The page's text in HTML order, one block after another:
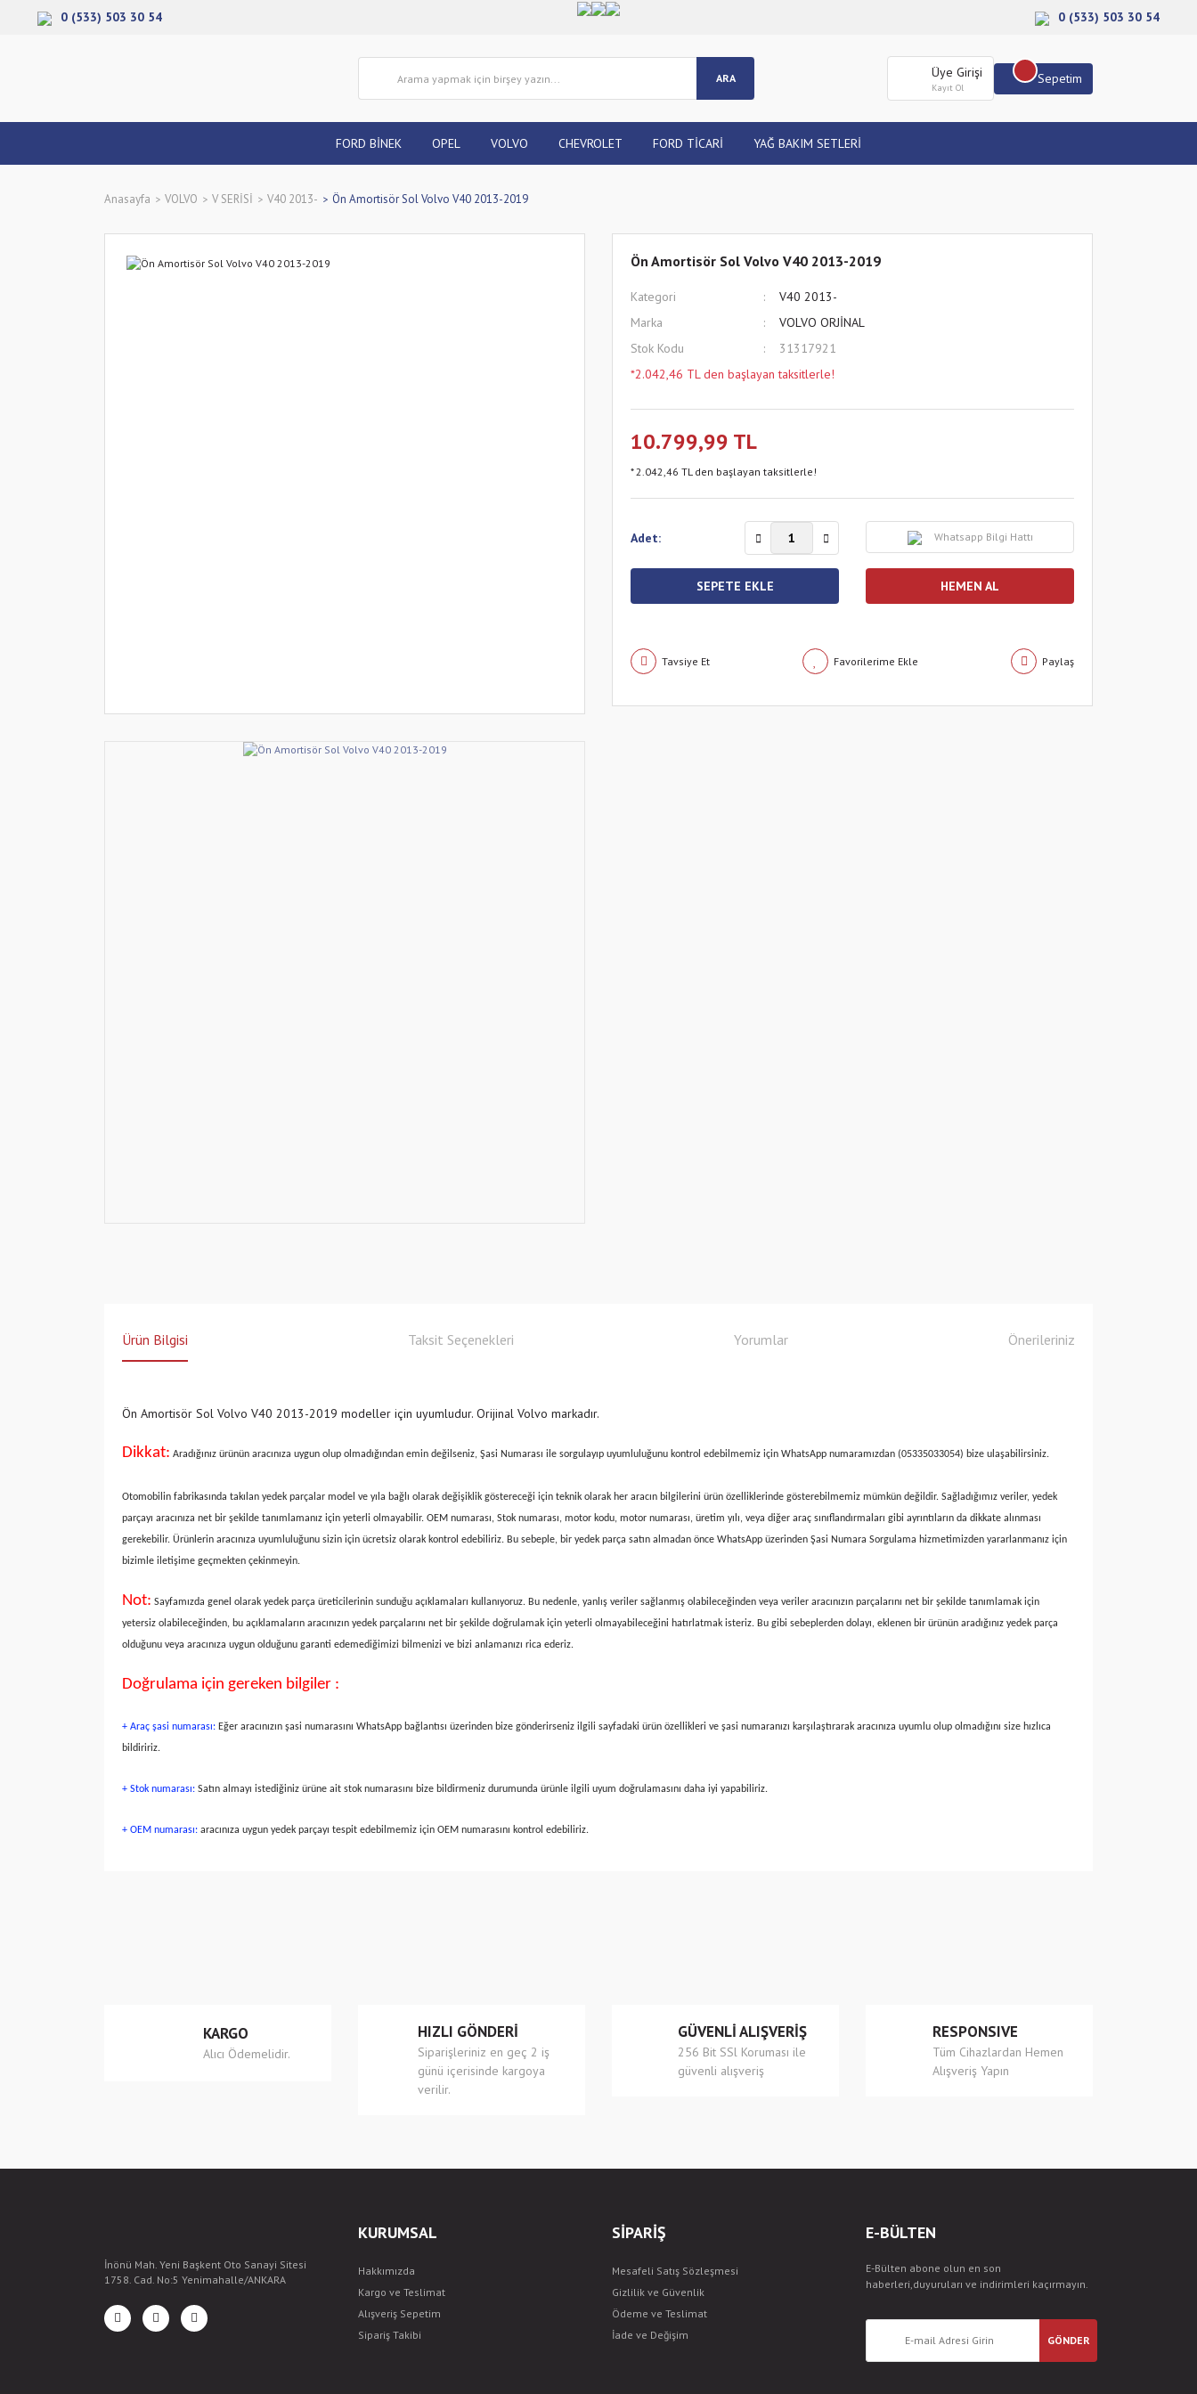
0 (533) 503 30 54 0 (533) 503 30 54
ARA Üye Girişi
Kayıt Ol
Sepetim
FORD BİNEK OPEL VOLVO CHEVROLET FORD TİCARİ YAĞ BAKIM SETLERİ
Anasayfa VOLVO V SERİSİ V40 2013- Ön Amortisör Sol Volvo V40 2013-2019
Ön Amortisör Sol Volvo V40 2013-2019
Kategori
V40 2013-
Marka
VOLVO ORJİNAL
Stok Kodu
31317921
*2.042,46 TL den başlayan taksitlerle!
10.799,99 TL
* 2.042,46 TL den başlayan taksitlerle!
Adet: Whatsapp Bilgi Hattı
SEPETE EKLE HEMEN AL
Tavsiye Et Paylaş
Ürün Bilgisi Taksit Seçenekleri Yorumlar Önerileriniz
Ön Amortisör Sol Volvo V40 2013-2019 modeller için uyumludur. Orijinal Volvo markadır.
Dikkat: Aradığınız ürünün aracınıza uygun olup olmadığından emin değilseniz, Şasi Numarası ile sorgulayıp uyumluluğunu kontrol edebilmemiz için WhatsApp numaramızdan (05335033054) bize ulaşabilirsiniz.
Otomobilin fabrikasında takılan yedek parçalar model ve yıla bağlı olarak değişiklik göstereceği için teknik olarak her aracın bilgilerini ürün özelliklerinde gösterebilmemiz mümkün değildir. Sağladığımız veriler, yedek
parçayı aracınıza net bir şekilde tanımlamanız için yeterli olmayabilir. OEM numarası, Stok numarası, motor kodu, motor numarası, üretim yılı, veya diğer araç sınıflandırmaları gibi ayrıntıların da dikkate alınması
gerekebilir. Ürünlerin aracınıza uyumluluğunu sizin için ücretsiz olarak kontrol edebiliriz. Bu sebeple, bir yedek parça satın almadan önce WhatsApp üzerinden Şasi Numara Sorgulama hizmetimizden yararlanmanız için
bizimle iletişime geçmekten çekinmeyin.
Not: Sayfamızda genel olarak yedek parça üreticilerinin sunduğu açıklamaları kullanıyoruz. Bu nedenle, yanlış veriler sağlanmış olabileceğinden veya veriler aracınızın parçalarını net bir şekilde tanımlamak için
yetersiz olabileceğinden, bu açıklamaların aracınızın yedek parçalarını net bir şekilde doğrulamak için yeterli olmayabileceğini hatırlatmak isteriz. Bu gibi sebeplerden dolayı, eklenen bir ürünün aradığınız yedek parça
olduğunu veya aracınıza uygun olduğunu garanti edemediğimizi bilmenizi ve bizi anlamanızı rica ederiz.
Doğrulama için gereken bilgiler :
+ Araç şasi numarası: Eğer aracınızın şasi numarasını WhatsApp bağlantısı üzerinden bize gönderirseniz ilgili sayfadaki ürün özellikleri ve şasi numaranızı karşılaştırarak aracınıza uyumlu olup olmadığını size hızlıca
bildiririz.
+ Stok numarası: Satın almayı istediğiniz ürüne ait stok numarasını bize bildirmeniz durumunda ürünle ilgili uyum doğrulamasını daha iyi yapabiliriz.
+ OEM numarası: aracınıza uygun yedek parçayı tespit edebilmemiz için OEM numarasını kontrol edebiliriz.
Bu ürüne benzer farklı alternatifler olmalı.
KARGO
Alıcı Ödemelidir.
HIZLI GÖNDERİ
Siparişleriniz en geç 2 iş
günü içerisinde kargoya
verilir.
GÜVENLİ ALIŞVERİŞ
256 Bit SSl Koruması ile
güvenli alışveriş
RESPONSIVE
Tüm Cihazlardan Hemen
Alışveriş Yapın
İnönü Mah. Yeni Başkent Oto Sanayi Sitesi
1758. Cad. No:5 Yenimahalle/ANKARA
KURUMSAL
Hakkımızda
Kargo ve Teslimat
Alışveriş Sepetim
Sipariş Takibi
SİPARİŞ
Mesafeli Satış Sözleşmesi
Gizlilik ve Güvenlik
Ödeme ve Teslimat
İade ve Değişim
E-BÜLTEN
E-Bülten abone olun en son
haberleri,duyuruları ve indirimleri kaçırmayın.
GÖNDER